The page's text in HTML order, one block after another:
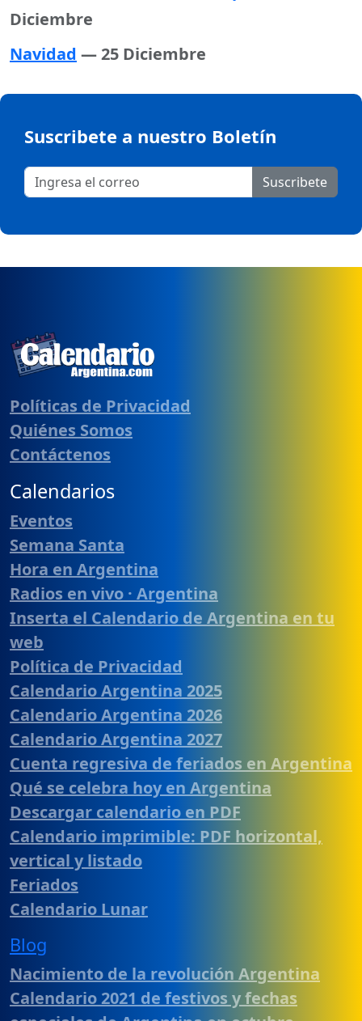
Diciembre
Navidad — 25 Diciembre
Suscribete a nuestro Boletín
Suscribete
Políticas de Privacidad
Quiénes Somos
Contáctenos
Calendarios
Eventos
Semana Santa
Hora en Argentina
Radios en vivo · Argentina
Inserta el Calendario de Argentina en tu
web
Política de Privacidad
Calendario Argentina 2025
Calendario Argentina 2026
Calendario Argentina 2027
Cuenta regresiva de feriados en Argentina
Qué se celebra hoy en Argentina
Descargar calendario en PDF
Calendario imprimible: PDF horizontal,
vertical y listado
Feriados
Calendario Lunar
Blog
Nacimiento de la revolución Argentina
Calendario 2021 de festivos y fechas